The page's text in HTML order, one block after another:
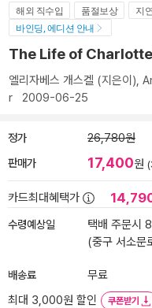
해외 직수입 품절보상 지
바인딩, 에디션 안내
The Life of
엘리자베스 개스켈 (지은이),
r 2009-06-25
정가 26,780원
판매가 17,400원
카드최대혜택가
수령예상일
택배 주문시
(중구 서소
배송료
무료
최대 3,000원 할인
쿠폰받기